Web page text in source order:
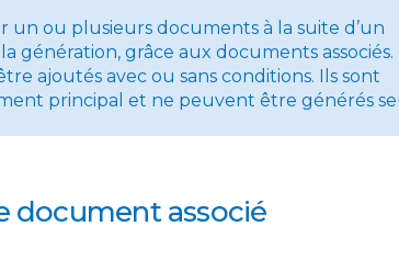
un ou plusieurs documents à la suite d’un
génération, grâce aux documents associés.
ajoutés avec ou sans conditions. Ils sont
principal et ne peuvent être générés
document associé